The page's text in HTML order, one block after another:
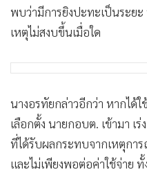
พบว่ามีการยิงปะทะเป็นระยะ
เหตุไม่สงบขึ้นเมื่อใด
นางอรทัยกล่าวอีกว่า หากได้
เลือกตั้ง นายกอบต. เข้ามา เ
ที่ได้รับผลกระทบจากเหตุการ
และไม่เพียงพอต่อค่าใช้จ่าย